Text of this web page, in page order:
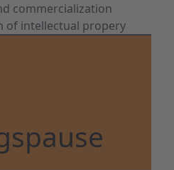
commercialization
intellectual propery